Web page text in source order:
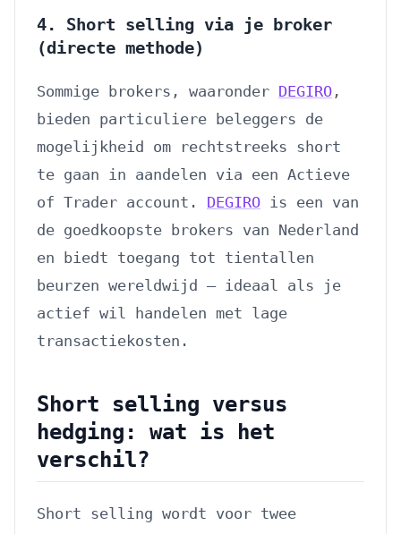
4. Short selling via je broker
(directe methode)
Sommige brokers, waaronder DEGIRO ,
bieden particuliere beleggers de
mogelijkheid om rechtstreeks short
te gaan in aandelen via een Actieve
of Trader account. DEGIRO is een van
de goedkoopste brokers van Nederland
en biedt toegang tot tientallen
beurzen wereldwijd — ideaal als je
actief wil handelen met lage
transactiekosten.
Short selling versus
hedging: wat is het
verschil?
Short selling wordt voor twee